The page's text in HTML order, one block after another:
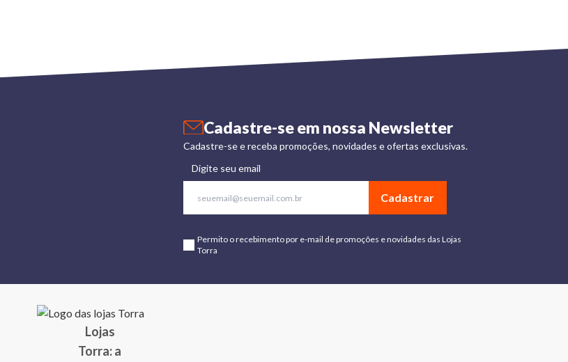
Cadastre-se em nossa Newsletter
Cadastre-se e receba promoções, novidades e ofertas exclusivas.
Digite seu email
Cadastrar
Permito o recebimento por e-mail de promoções e novidades das Lojas
Torra
Lojas
Torra: a